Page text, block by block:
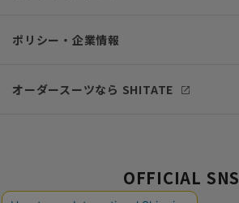
ポリシー・企業情報
オーダースーツなら SHITATE
OFFICIAL SNS